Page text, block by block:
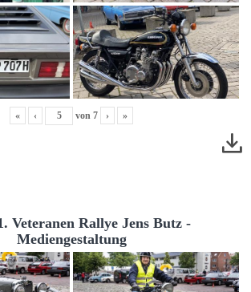
« ‹ von 7 › »
Veteranen Rallye Jens Butz -
Mediengestaltung